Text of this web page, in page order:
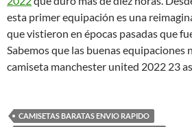
esta primer equipación es una
que vistieron en épocas pasadas que
Sabemos que las buenas equipaciones
camiseta manchester united 2022 23
CAMISETAS BARATAS ENVIO RAPIDO